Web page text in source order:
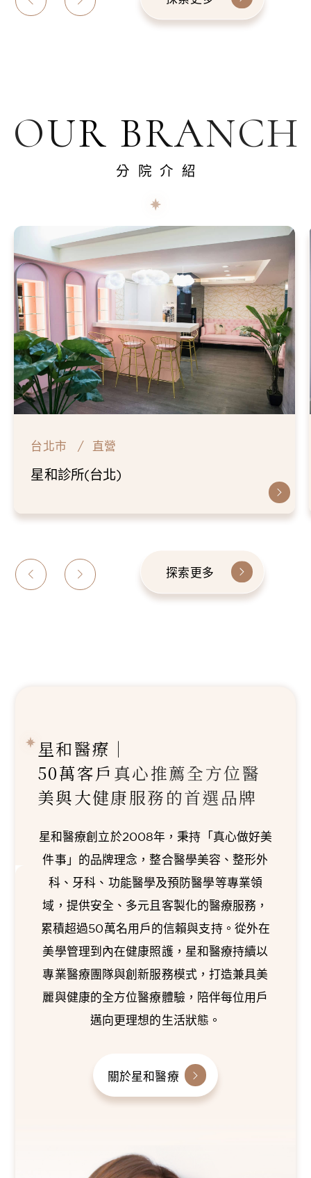
OUR BRANCH
分院介紹
台北市 直營
星和診所(台北)
探索更多
星和醫療｜
50萬客戶真心推薦全方位醫
美與大健康服務的首選品牌
星和醫療創立於2008年，秉持「真心做好美
件事」的品牌理念，整合醫學美容、整形外
科、牙科、功能醫學及預防醫學等專業領
域，提供安全、多元且客製化的醫療服務，
累積超過50萬名用戶的信賴與支持。從外在
美學管理到內在健康照護，星和醫療持續以
專業醫療團隊與創新服務模式，打造兼具美
麗與健康的全方位醫療體驗，陪伴每位用戶
邁向更理想的生活狀態。
關於星和醫療